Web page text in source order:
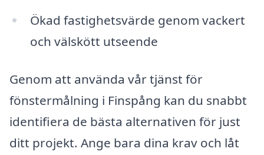
Ökad fastighetsvärde genom vackert
och välskött utseende
Genom att använda vår tjänst för
fönstermålning i Finspång kan du snabbt
identifiera de bästa alternativen för just
ditt projekt. Ange bara dina krav och låt